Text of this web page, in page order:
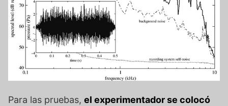
Para las pruebas, el experimentador se colocó